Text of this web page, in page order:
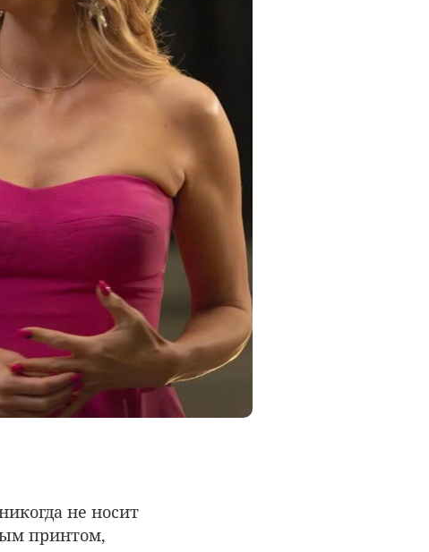
не носит
принтом,